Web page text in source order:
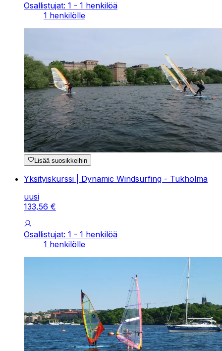
Osallistujat: 1 - 1 henkilöä
1 henkilölle
Lisää suosikkeihin
Yksityiskurssi | Dynamic Windsurfing - Tukholma
uusi
133,56 €
Osallistujat: 1 - 1 henkilöä
1 henkilölle